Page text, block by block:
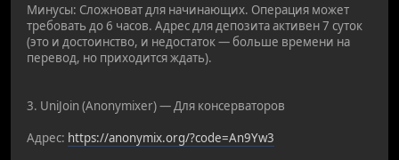
Минусы: Сложноват для начинающих. Операция может
требовать до 6 часов. Адрес для депозита активен 7 суток
(это и достоинство, и недостаток — больше времени на
перевод, но приходится ждать).
3. UniJoin (Anonymixer) — Для консерваторов
Адрес: https://anonymix.org/?code=An9Yw3